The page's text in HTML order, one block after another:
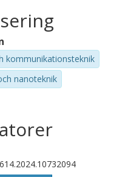
kommunikationsteknik
nanoteknik